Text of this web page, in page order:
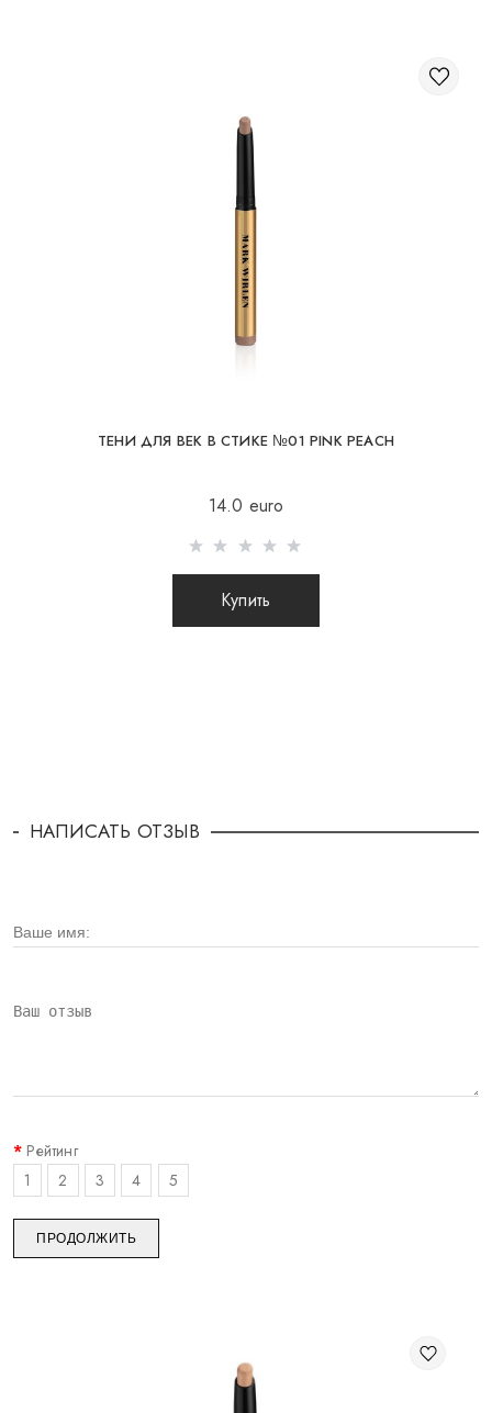
ТЕНИ ДЛЯ ВЕК В СТИКЕ №01 PINK PEACH
14.0 euro
Купить
НАПИСАТЬ ОТЗЫВ
Рейтинг
1
2 3 4 5
ПРОДОЛЖИТЬ